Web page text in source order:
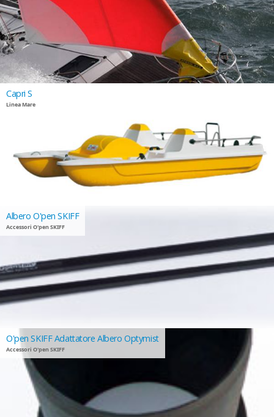
Capri S
Linea Mare
Albero O'pen SKIFF
Accessori O'pen SKIFF
O'pen SKIFF Adattatore Albero Optymist
Accessori O'pen SKIFF